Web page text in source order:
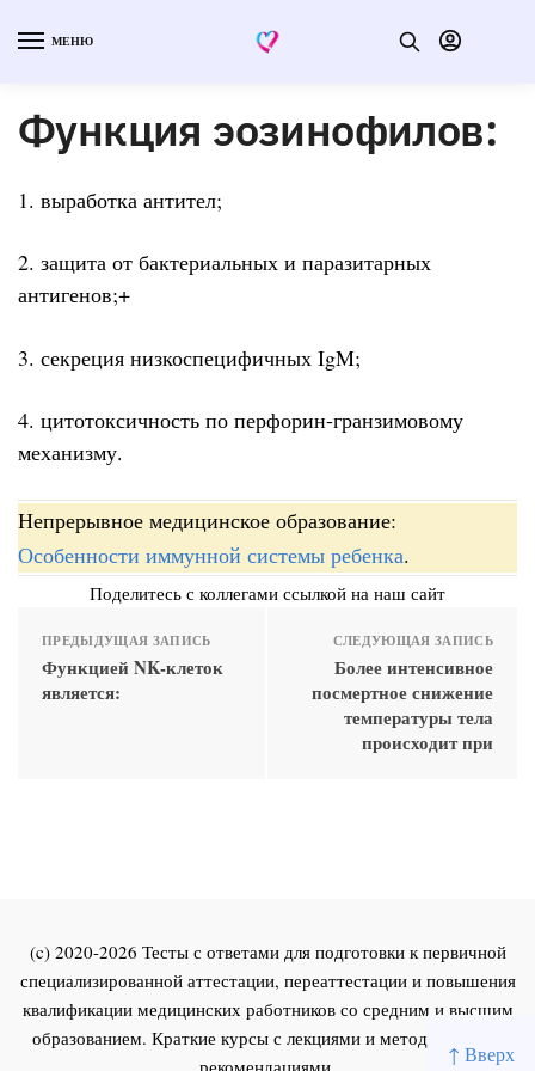
↑ Вверх
МЕНЮ
Функция эозинофилов:
1. выработка антител;
2. защита от бактериальных и паразитарных
антигенов;+
3. секреция низкоспецифичных IgM;
4. цитотоксичность по перфорин-гранзимовому
механизму.
Непрерывное медицинское образование:
Особенности иммунной системы ребенка.
Поделитесь с коллегами ссылкой на наш сайт
ПРЕДЫДУЩАЯ ЗАПИСЬ
Функцией NK-клеток
является:
СЛЕДУЮЩАЯ ЗАПИСЬ
Более интенсивное
посмертное снижение
температуры тела
происходит при
(c) 2020-2026 Тесты с ответами для подготовки к первичной
специализированной аттестации, переаттестации и повышения
квалификации медицинских работников со средним и высшим
образованием. Краткие курсы с лекциями и методическими
рекомендациями.